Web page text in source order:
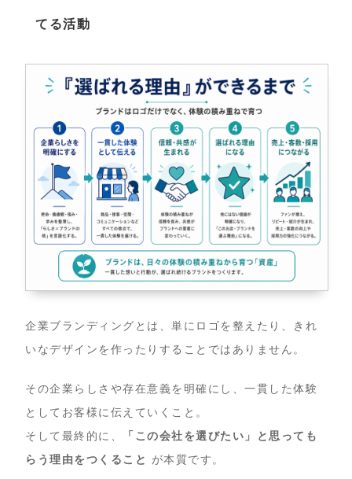
てる活動
企業ブランディングとは、単にロゴを整えたり、きれ
いなデザインを作ったりすることではありません。
その企業らしさや存在意義を明確にし、一貫した体験
としてお客様に伝えていくこと。
そして最終的に、
「この会社を選びたい」と思っても
らう理由をつくること
が本質です。